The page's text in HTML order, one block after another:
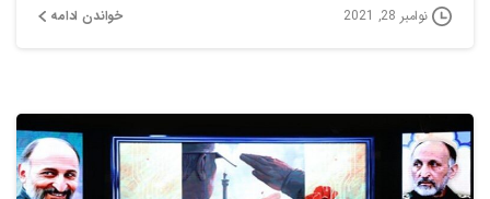
نوامبر 28, 2021 خواندن ادامه